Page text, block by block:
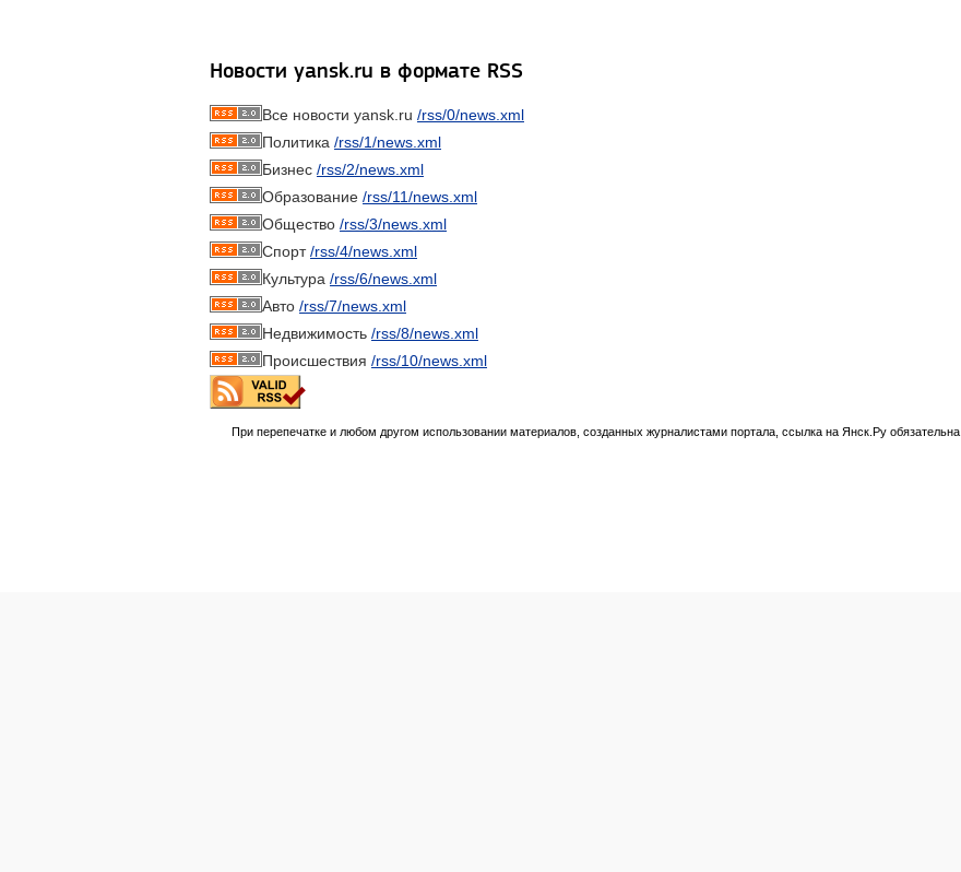
Новости yansk.ru в формате RSS
Все новости yansk.ru /rss/0/news.xml
Политика /rss/1/news.xml
Бизнес /rss/2/news.xml
Образование /rss/11/news.xml
Общество /rss/3/news.xml
Спорт/rss/4/news.xml
Культура /rss/6/news.xml
Авто /rss/7/news.xml
Недвижимость /rss/8/news.xml
Происшествия /rss/10/news.xml
При перепечатке и любом другом использовании материалов, созданных журналистами портала, ссылка на Янск.Ру обязательна.